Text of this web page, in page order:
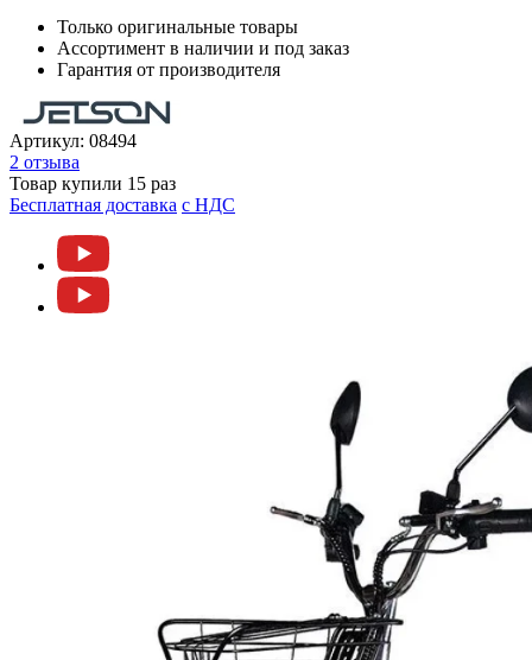
Только оригинальные товары
Ассортимент в наличии и под заказ
Гарантия от производителя
Артикул: 08494
2 отзыва
Товар купили 15 раз
Бесплатная доставка c НДС